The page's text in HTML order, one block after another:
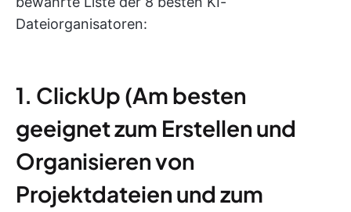
Dateiorganisatoren:
1. ClickUp (Am besten
geeignet zum Erstellen und
Organisieren von
Projektdateien und zum